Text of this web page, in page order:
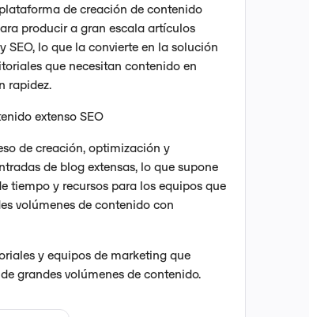
de creación de contenido
producir a gran escala artículos
SEO, lo que la convierte en la solución
que necesitan contenido en
rapidez.
extenso SEO
de creación, optimización y
de blog extensas, lo que supone
tiempo y recursos para los equipos que
volúmenes de contenido con
y equipos de marketing que
grandes volúmenes de contenido.